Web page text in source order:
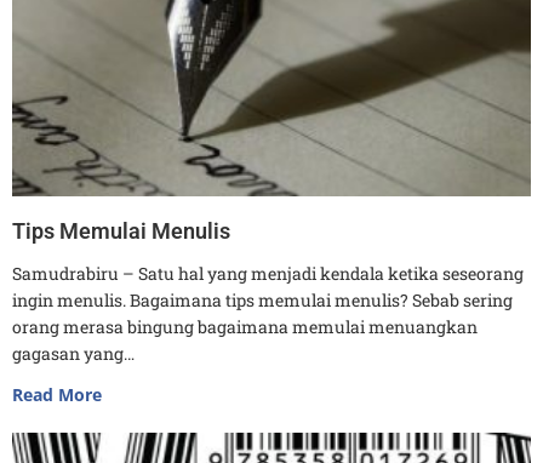
Tips Memulai Menulis
Samudrabiru – Satu hal yang menjadi kendala ketika seseorang
ingin menulis. Bagaimana tips memulai menulis? Sebab sering
orang merasa bingung bagaimana memulai menuangkan
gagasan yang…
Read More